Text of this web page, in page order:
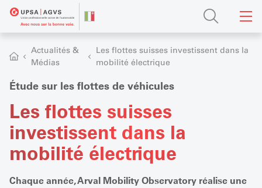
Actualités &
Médias
Les flottes suisses investissent dans la
mobilité électrique
Étude sur les flottes de véhicules
Les flottes suisses
investissent dans la
mobilité électrique
Chaque année, Arval Mobility Observatory réalise une